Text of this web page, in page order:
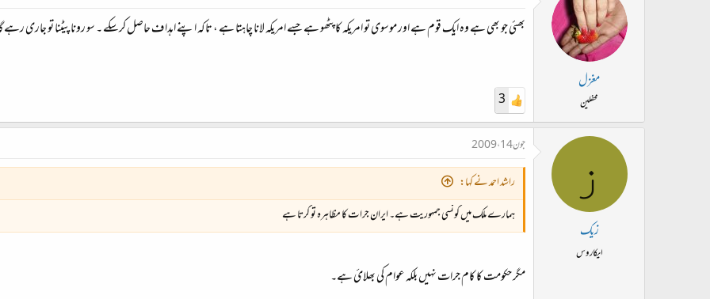
مغزل
محفلین
بھئی جو بھی ہے وہ ایک قوم ہے اور موسوی تو امریکہ کا پٹھو ہے جسے امریکہ لانا چاہتا ہے ، تاکہ اپنے اہدا ف حاصل کرسکے ۔ سو رونا پیٹنا تو جاری رہے
3
ز
زیک
ایکاروس
جون 14، 2009
راشد احمد نے کہا:
ہمارے ملک میں کونسی جمہوریت ہے۔ ایران جرات کا مظاہرہ تو کرتا ہے
مگر حکومت کا کام جرات نہیں بلکہ عوام کی بھلائ ہے۔